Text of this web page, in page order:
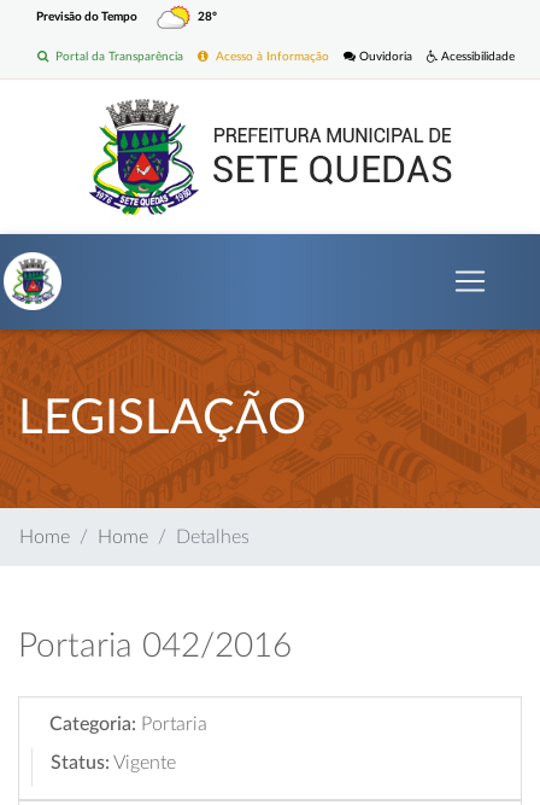
Previsão do Tempo 28º
Acessibilidade
Ouvidoria
Acesso à Informação
Portal da Transparência
LEGISLAÇÃO
Home Home Detalhes
Portaria 042/2016
Categoria: Portaria
Status: Vigente